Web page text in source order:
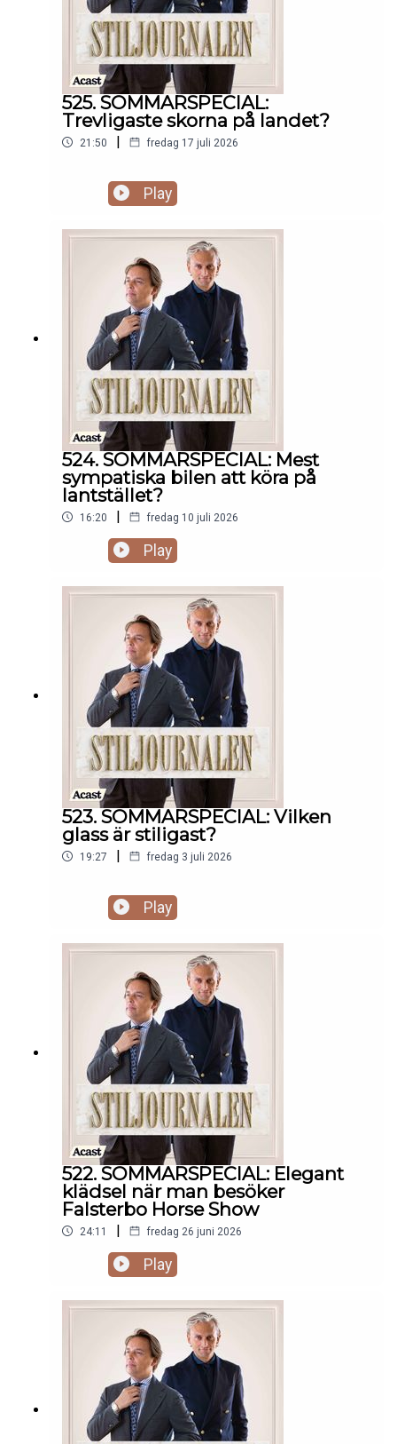
525. SOMMARSPECIAL:
Trevligaste skorna på landet?
21:50 | fredag 17 juli 2026
Play
524. SOMMARSPECIAL: Mest
sympatiska bilen att köra på
lantstället?
16:20 | fredag 10 juli 2026
Play
523. SOMMARSPECIAL: Vilken
glass är stiligast?
19:27 | fredag 3 juli 2026
Play
522. SOMMARSPECIAL: Elegant
klädsel när man besöker
Falsterbo Horse Show
24:11 | fredag 26 juni 2026
Play